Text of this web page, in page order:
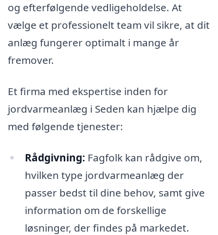
og efterfølgende vedligeholdelse. At
vælge et professionelt team vil sikre, at dit
anlæg fungerer optimalt i mange år
fremover.
Et firma med ekspertise inden for
jordvarmeanlæg i Seden kan hjælpe dig
med følgende tjenester:
Rådgivning: Fagfolk kan rådgive om,
hvilken type jordvarmeanlæg der
passer bedst til dine behov, samt give
information om de forskellige
løsninger, der findes på markedet.